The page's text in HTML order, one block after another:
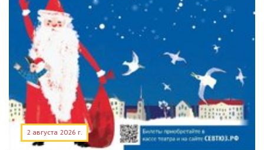
2 августа 2026 г.